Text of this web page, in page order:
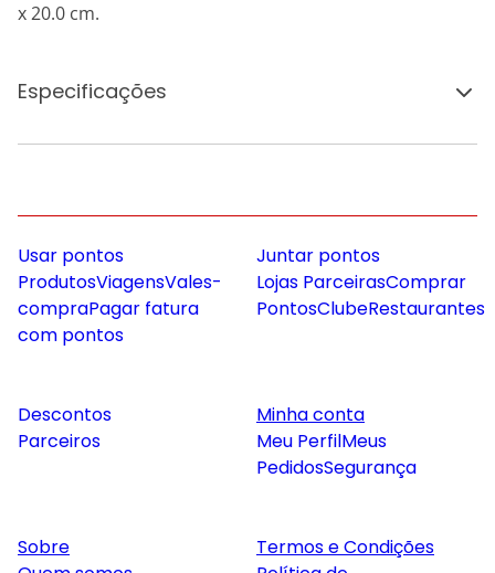
x 20.0 cm.
Especificações
Usar pontos
ProdutosViagensVales-
compraPagar fatura
com pontos
Juntar pontos
Lojas ParceirasComprar
PontosClubeRestaurantes
Descontos
Parceiros
Minha conta
Meu PerfilMeus
PedidosSegurança
Sobre
Termos e Condições